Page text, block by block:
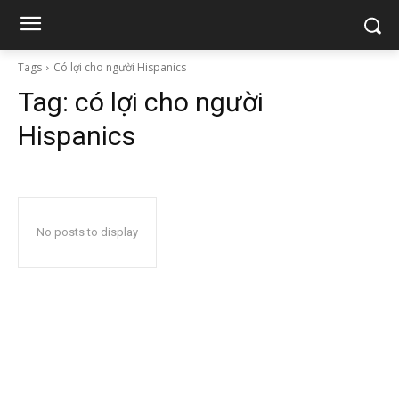
Tags Có lợi cho người Hispanics
Tag: có lợi cho người
Hispanics
No posts to display